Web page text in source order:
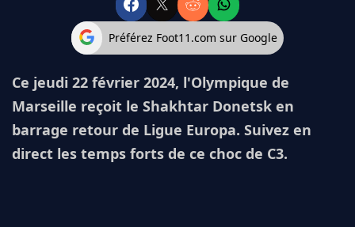
Préférez Foot11.com sur Google
Ce jeudi 22 février 2024, l'Olympique de
Marseille reçoit le Shakhtar Donetsk en
barrage retour de Ligue Europa. Suivez en
direct les temps forts de ce choc de C3.